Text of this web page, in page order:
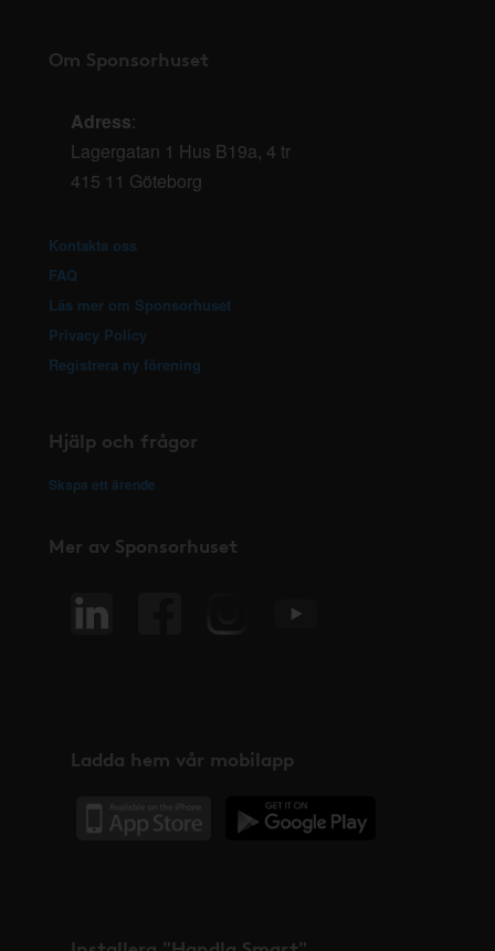
Om Sponsorhuset
Adress:
Lagergatan 1 Hus B19a, 4 tr
415 11 Göteborg
Kontakta oss
FAQ
Läs mer om Sponsorhuset
Privacy Policy
Registrera ny förening
Hjälp och frågor
Skapa ett ärende
Mer av Sponsorhuset
Ladda hem vår mobilapp